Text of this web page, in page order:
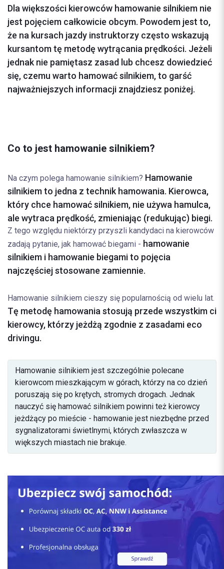
Dla większości kierowców hamowanie silnikiem nie
jest pojęciem całkowicie obcym. Powodem jest to,
że na kursach jazdy instruktorzy często wskazują
kursantom tę metodę wytrącania prędkości. Jeżeli
jednak nie pamiętasz zasad lub chcesz dowiedzieć
się, czemu warto hamować silnikiem, to garść
najważniejszych informacji znajdziesz poniżej.
Co to jest hamowanie silnikiem?
Na czym polega hamowanie silnikiem? Hamowanie
silnikiem to jedna z technik hamowania. Kierowca,
który chce hamować silnikiem, nie używa hamulca,
ale wytraca prędkość, zmieniając (redukując) biegi.
Z tego względu niektórzy przyszli kandydaci na kierowców
zadają pytanie, jak hamować biegami - hamowanie
silnikiem i hamowanie biegami to pojęcia
najczęściej stosowane zamiennie.
Hamowanie silnikiem cieszy się popularnością od wielu lat.
Tę metodę hamowania stosują przede wszystkim ci
kierowcy, którzy jeżdżą zgodnie z zasadami eco
drivingu.
Hamowanie silnikiem jest szczególnie polecane
kierowcom mieszkającym w górach, którzy na co dzień
poruszają się po krętych, stromych drogach. Jednak
nauczyć się hamować silnikiem powinni też kierowcy
jeżdżący po mieście - hamowanie jest niezbędne przed
sygnalizatorami świetlnymi, których zwłaszcza w
większych miastach nie brakuje.